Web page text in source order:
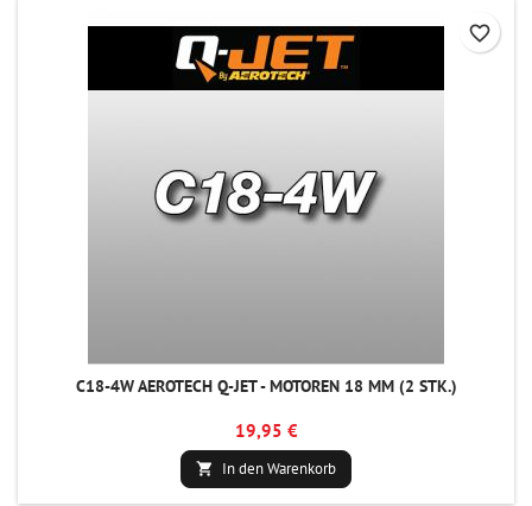
C18-4W AEROTECH Q-JET - MOTOREN 18 MM (2 STK.)
19,95 €
 In den Warenkorb
favorite_border